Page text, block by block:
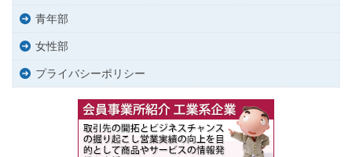
青年部
女性部
プライバシーポリシー